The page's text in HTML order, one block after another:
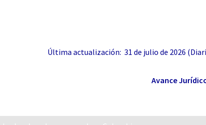
esencial garantizar, en forma pronta y eficaz, el
del contrato de concesión y el de facilitarle
Autoridad Minera a la fecha tiene pendientes
tradicional.
Última actualización: 31 de julio de 2026
Avance